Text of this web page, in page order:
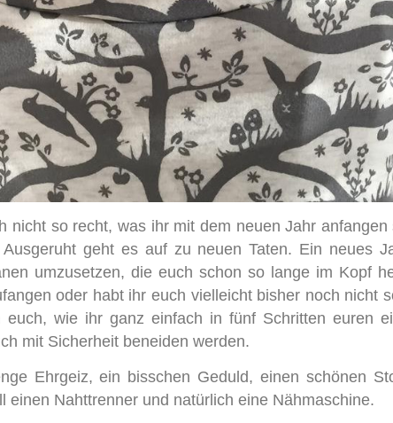
nicht so recht, was ihr mit dem neuen Jahr
geht es auf zu neuen Taten. Ein neues
umzusetzen, die euch schon so lange im Kopf
oder habt ihr euch vielleicht bisher noch nicht
euch, wie ihr ganz einfach in fünf Schritten euren
mit Sicherheit beneiden werden.
Ehrgeiz, ein bisschen Geduld, einen schönen
einen Nahttrenner und natürlich eine Nähmaschine.